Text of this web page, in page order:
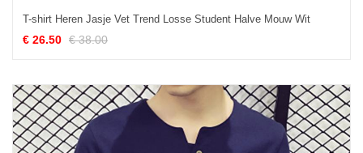
T-shirt Heren Jasje Vet Trend Losse Student Halve Mouw Wit
€ 26.50 € 38.00